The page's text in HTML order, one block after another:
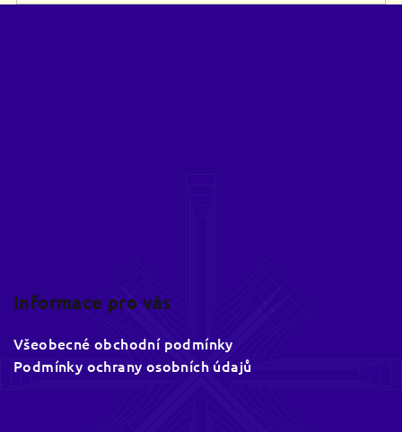
Informace pro vás
Všeobecné obchodní podmínky
Podmínky ochrany osobních údajů